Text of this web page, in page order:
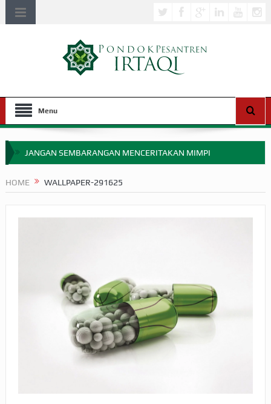
Menu
JANGAN SEMBARANGAN MENCERITAKAN MIMPI
BAGAIMANA CARA MEMBAYAR ZAKAT UANG?
UANG HARAM BISA MENJADI HALAL JIKA SEBAB
KEPEMILIKANNYA BERUBAH
ISTIDLAL BATIL VS ISTIDLAL SYAR’I
HOME WALLPAPER-291625